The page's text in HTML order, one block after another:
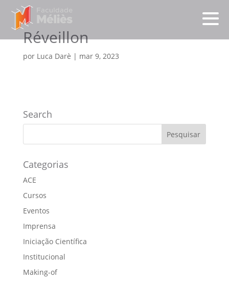
Réveillon
por Luca Darè | mar 9, 2023
Search
Categorias
ACE
Cursos
Eventos
Imprensa
Iniciação Científica
Institucional
Making-of